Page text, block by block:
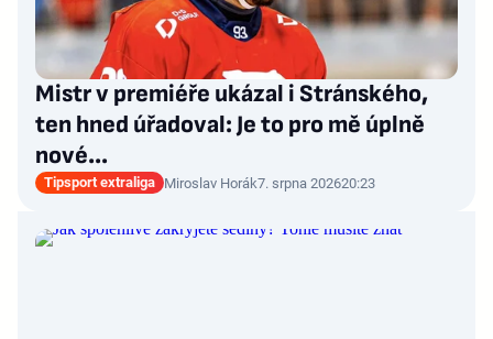
Mistr v premiéře ukázal i Stránského,
ten hned úřadoval: Je to pro mě úplně
nové…
Tipsport extraliga Miroslav Horák7. srpna 202620:23